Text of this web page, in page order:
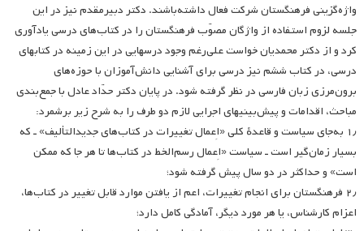
واژه‌گزینی فرهنگستان شرکت فعال داشته‌باشند. دکتر دبیرمقدم نیز در این
جلسه لزوم استفاده از واژگان مصوّب فرهنگستان را در کتاب‌های درسی یادآوری
کرد و از دکتر محمدیان خواست علی‌رغم وجود درس­هایی در این زمینه در کتابهای
درسی، در کتاب ششم نیز درسی برای آشنایی دانش‌آموزان با حوزه‌های
برون‌مرزی زبان فارسی در نظر گرفته شود. در پایان دکتر حدّاد عادل با جمع‌بندی
مباحث، اقدامات و پیش‌بینی­های اجرایی لازم دو طرف را به شرح زیر برشمرد:
۱٫ به‌جای سیاست و قاعدهٔ کلی «اِعمال تغییرات در کتاب‌های جدیدالتألیف» ـ که
بسیار زمان‌گیر است ـ سیاست «اِعمال رسم‌الخط در کتاب‌ها تا هر جا که ممکن
است» و حداکثر در دو سال پیش گرفته شود؛
۲٫ فرهنگستان برای انجام تغییرات، اعم از یافتن موارد قابل تغییر در کتاب‌ها،
اعزام کارشناس، یا هر مورد دیگر، آمادگی کامل دارد؛